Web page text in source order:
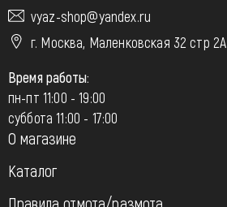
vyaz-shop@yandex.ru
г. Москва, Маленковская 32 стр 2А
Время работы:
пн-пт 11:00 - 19:00
суббота 11:00 - 17:00
О магазине
Каталог
Правила отмота/размота